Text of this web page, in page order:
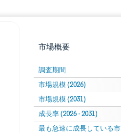
市場概要
調査期間
市場規模 (2026)
市場規模 (2031)
成長率 (2026 - 2031)
最も急速に成長している市